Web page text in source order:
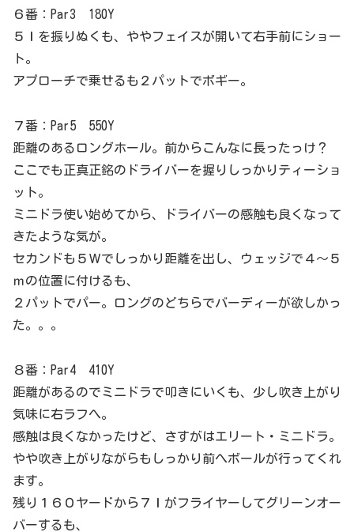
６番：Par3 180Y
５Ｉを振りぬくも、ややフェイスが開いて右手前にショー
ト。
アプローチで乗せるも２パットでボギー。
７番：Par5 550Y
距離のあるロングホール。前からこんなに長ったっけ？
ここでも正真正銘のドライバーを握りしっかりティーショ
ット。
ミニドラ使い始めてから、ドライバーの感触も良くなって
きたような気が。
セカンドも５Ｗでしっかり距離を出し、ウェッジで４～５
ｍの位置に付けるも、
２パットでパー。ロングのどちらでバーディーが欲しかっ
た。。。
８番：Par4 410Y
距離があるのでミニドラで叩きにいくも、少し吹き上がり
気味に右ラフへ。
感触は良くなかったけど、さすがはエリート・ミニドラ。
やや吹き上がりながらもしっかり前へボールが行ってくれ
ます。
残り１６０ヤードから７Ｉがフライヤーしてグリーンオー
バーするも、